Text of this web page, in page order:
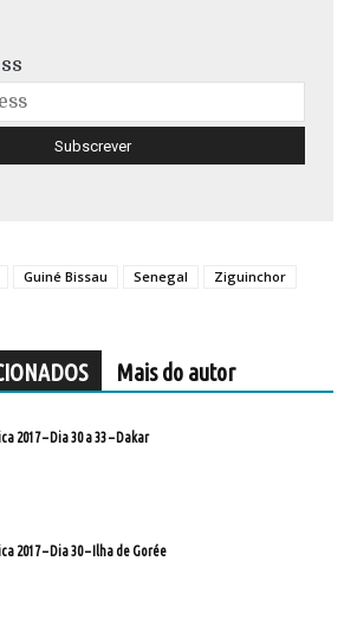
Guiné Bissau Senegal Ziguinchor
Mais do autor
2017 – Dia 30 a 33 – Dakar
2017 – Dia 30 – Ilha de Gorée